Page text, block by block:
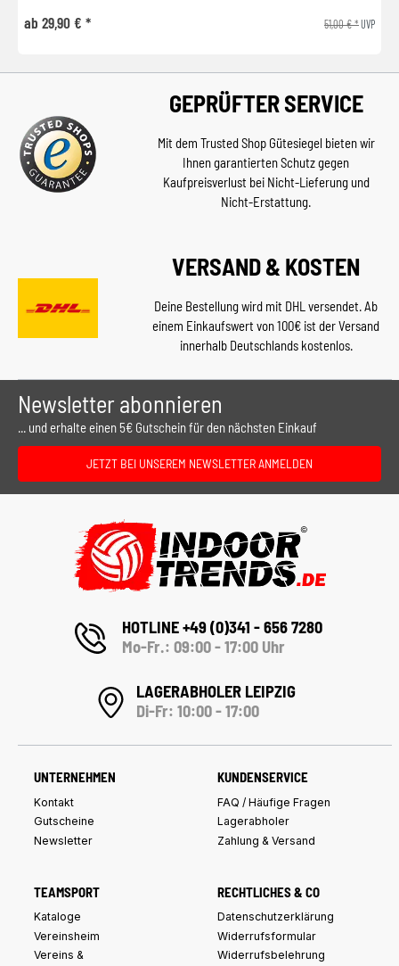
ab 29,90 € * 51,00 € *UVP
GEPRÜFTER SERVICE
Mit dem Trusted Shop Gütesiegel bieten wir
Ihnen garantierten Schutz gegen
Kaufpreisverlust bei Nicht-Lieferung und
Nicht-Erstattung.
VERSAND & KOSTEN
Deine Bestellung wird mit DHL versendet. Ab
einem Einkaufswert von 100€ ist der Versand
innerhalb Deutschlands kostenlos.
Newsletter abonnieren
... und erhalte einen 5€ Gutschein für den nächsten Einkauf
JETZT BEI UNSEREM NEWSLETTER ANMELDEN
HOTLINE +49 (0)341 - 656 7280
Mo-Fr.: 09:00 - 17:00 Uhr
LAGERABHOLER LEIPZIG
Di-Fr: 10:00 - 17:00
UNTERNEHMEN
Kontakt
Gutscheine
Newsletter
KUNDENSERVICE
FAQ / Häufige Fragen
Lagerabholer
Zahlung & Versand
TEAMSPORT
Kataloge
Vereinsheim
Vereins &
RECHTLICHES & CO
Datenschutzerklärung
Widerrufsformular
Widerrufsbelehrung